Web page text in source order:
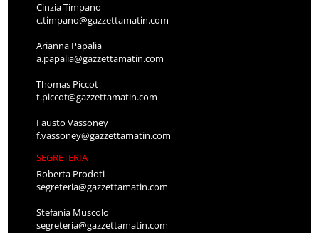
Cinzia Timpano
c.timpano@gazzettamatin.com
Arianna Papalia
a.papalia@gazzettamatin.com
Thomas Piccot
t.piccot@gazzettamatin.com
Fausto Vassoney
f.vassoney@gazzettamatin.com
SEGRETERIA
Roberta Prodoti
segreteria@gazzettamatin.com
Stefania Muscolo
segreteria@gazzettamatin.com